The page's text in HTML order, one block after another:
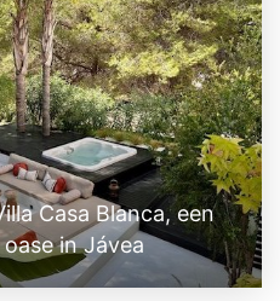
Casa Blanca, een
in Jávea